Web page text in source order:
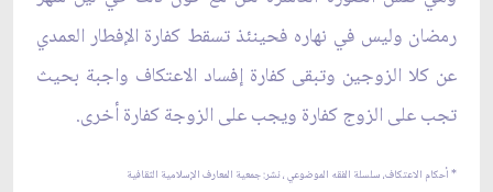
رمضان وليس في نهاره فحينئذ تسقط كفارة الإفطار العمدي
عن كلا الزوجين وتبقى كفارة إفساد الاعتكاف واجبة بحيث
تجب على الزوج كفارة ويجب على الزوجة كفارة أخرى.
*أحكام الاعتكاف، سلسلة الفقه الموضوعي،نشر: جمعية المعارف الإسلامية الثقافية